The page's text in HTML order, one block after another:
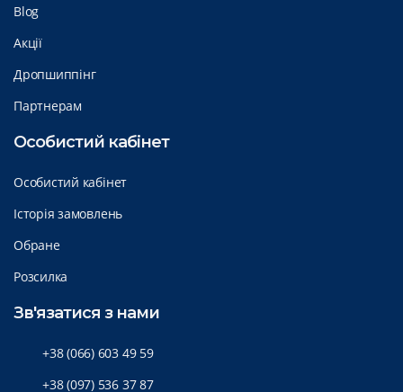
Blog
Акції
Дропшиппінг
Партнерам
Особистий кабінет
Особистий кабінет
Історія замовлень
Обране
Розсилка
Зв'язатися з нами
+38 (066) 603 49 59
+38 (097) 536 37 87